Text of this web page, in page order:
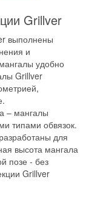
Grillver
выполнены
и
удобно
Grillver
– мангалы
типами обвязок.
для
высота мангала
позе - без
Grillver